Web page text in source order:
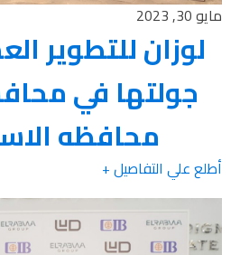
مايو 30, 2023
لوزان للتطوير
جولتها في
محافظه
أطلع علي التفاصيل +